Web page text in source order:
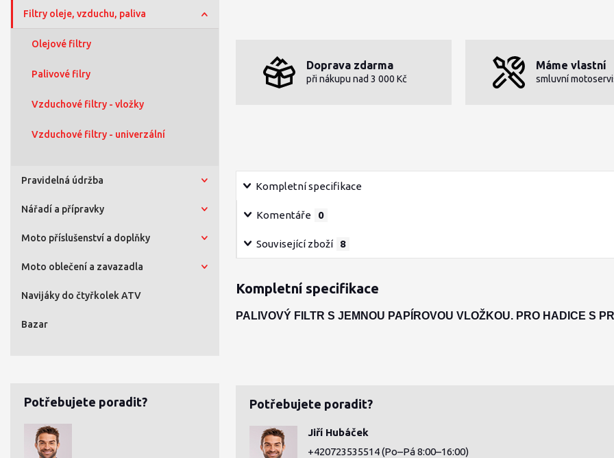
Filtry oleje, vzduchu, paliva
Olejové filtry
Palivové filry
Vzduchové filtry - vložky
Vzduchové filtry - univerzální
Pravidelná údržba
Nářadí a přípravky
Moto příslušenství a doplňky
Moto oblečení a zavazadla
Navijáky do čtyřkolek ATV
Bazar
Potřebujete poradit?
Doprava zdarma
při nákupu nad 3 000 Kč
Máme vlastní
smluvní
Kompletní specifikace
Komentáře 0
Související zboží 8
Kompletní specifikace
PALIVOVÝ FILTR S JEMNOU PAPÍROVOU VLOŽKOU. PRO HADICE S
Potřebujete poradit?
Jiří Hubáček
+420723535514(Po–Pá 8:00–16:00)